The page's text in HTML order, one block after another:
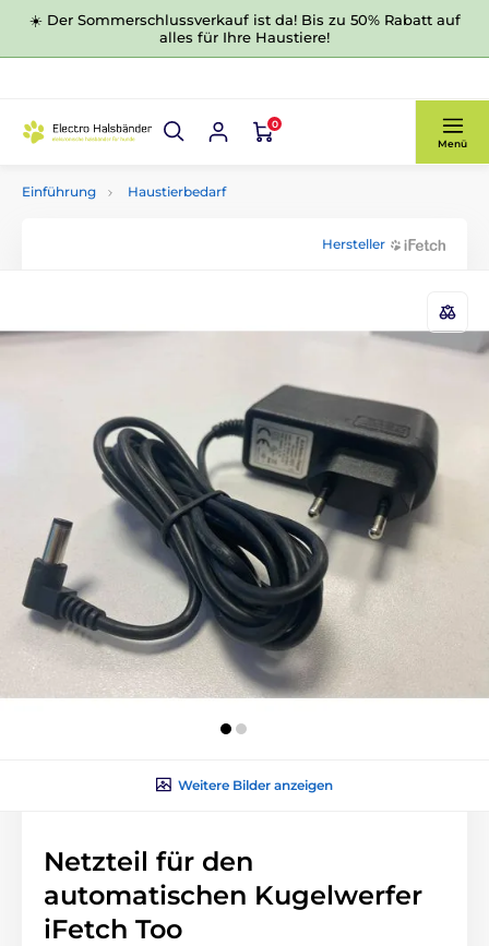
☀️ Der Sommerschlussverkauf ist da! Bis zu 50% Rabatt auf
alles für Ihre Haustiere!
0
Menü
Einführung Haustierbedarf
Hersteller
Weitere Bilder anzeigen
Netzteil für den
automatischen Kugelwerfer
iFetch Too